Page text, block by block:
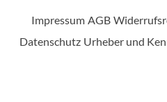
Impressum AGB
Datenschutz Urheber und